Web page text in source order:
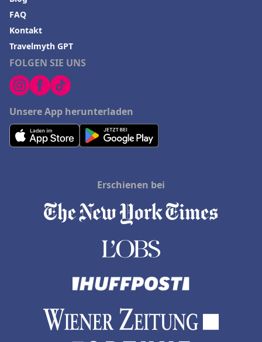
FOLGEN SIE UNS
Unsere App herunterladen
FAQ
Kontakt
Travelmyth GPT
Erschienen bei